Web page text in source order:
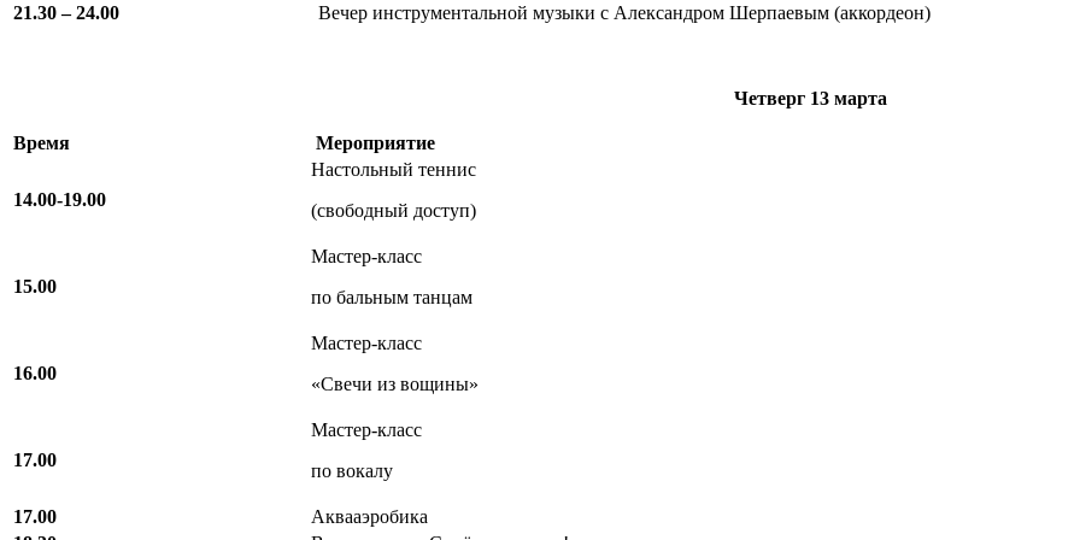
21.30 – 24.00 Вечер инструментальной музыки с Александром Шерпаевым (аккордеон)
Четверг 13 марта
Время Мероприятие
14.00-19.00
Настольный теннис
(свободный доступ)
15.00
Мастер-класс
по бальным танцам
16.00
Мастер-класс
«Свечи из вощины»
17.00
Мастер-класс
по вокалу
17.00
Аквааэробика